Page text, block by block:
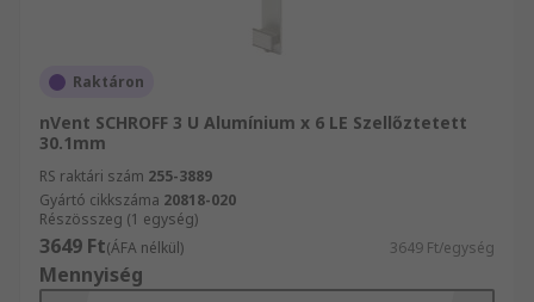
Raktáron
nVent SCHROFF 3 U Alumínium x 6 LE Szellőztetett
30.1mm
RS raktári szám 255-3889
Gyártó cikkszáma 20818-020
Részösszeg (1 egység)
3649 Ft(ÁFA nélkül) 3649 Ft/egység
Mennyiség